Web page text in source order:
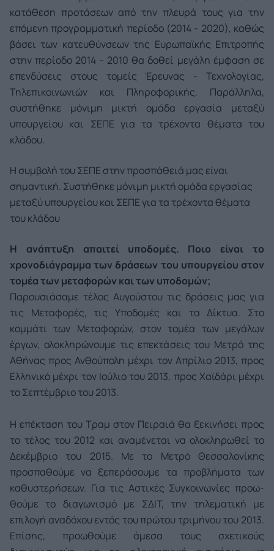
κατάθεση προτάσεων από την πλευρά τους για την
επόμενη προγραμματική περίοδο (2014 - 2020), καθώς
βάσει των κατευθύνσεων της Ευρωπαϊκής Επιτροπής
στην περίοδο 2014 - 2010 θα δοθεί μεγάλη έμφαση σε
επενδύσεις στους τομείς Έρευνας - Τεχνολογίας,
Τηλεπικοινωνιών και Πληροφορικής. Παράλληλα,
συστήθηκε μόνιμη μικτή ομάδα εργασία μεταξύ
υπουργείου και ΣΕΠΕ για τα τρέχοντα θέματα του
κλάδου.
Η συμβολή του ΣΕΠΕ στην προσπάθειά μας είναι
σημαντική. Συστήθηκε μόνιμη μικτή ομάδα εργασίας
μεταξύ υπουργείου και ΣΕΠΕ για τα τρέχοντα θέματα
του κλάδου
Η ανάπτυξη απαιτεί υποδομές. Ποιο είναι το
χρονοδιάγραμμα των δράσεων του υπουρ­γείου στον
τομέα των μεταφορών και των υποδομών;
Παρουσιάσαμε τέλος Αυγούστου τις δράσεις μας για
τις Μεταφορές, τις Υποδομές και τα Δίκτυα. Στο
κομμάτι των Μεταφορών, στον τομέα των μεγάλων
έργων, ολοκληρώνουμε τις επεκτάσεις του Μετρό της
Αθήνας προς Ανθούπολη μέχρι τον Απρίλιο 2013, προς
Ελληνικό μέχρι τον Ιούλιο του 2013, προς Χαϊδάρι μέχρι
το Σεπτέμβριο του 2013.
Η επέκταση του Τραμ στον Πειραιά θα ξεκι­νήσει προς
το τέλος του 2012 και αναμένε­ται να ολοκληρωθεί το
Δεκέμβριο του 2015. Με το Μετρό Θεσσαλονίκης
προσπαθούμε να ξεπεράσουμε τα προβλήματα των
καθυστε­ρήσεων. Για τις Αστικές Συγκοινωνίες προω­
θούμε το διαγωνισμό με ΣΔΙΤ, την τηλεματική με
επιλογή αναδόχου εντός του πρώτου τρι­μήνου του 2013.
Επίσης, προωθούμε άμεσα τους σχετικούς